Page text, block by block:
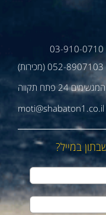
03-910-0710
052-8907103 (מכירות)
במייל?